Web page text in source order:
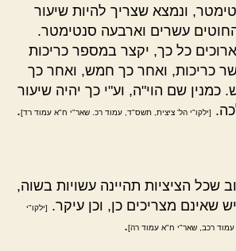
ונמצא שצריך להיות שיעור
עשרים וארבעה סנטימטר.
כל כך, יקצר במספר כריכות
כריכות, ואחר כך חמש, ואחר כך
שם הוי"ה, וע"י כך יהיה שיעור
[ילקו"י הל' ציצית, תשס"ד, עמוד רכ. שאר"י ח"א עמוד רד].
שכל הציציות תהיינה עשויות בשוה,
שאינם מצריכים כן, וכן עיקר.
[ילקו"י
רכב, שאר"י ח"א עמוד רה].